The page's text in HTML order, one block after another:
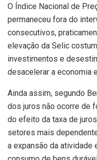
O Índice Nacional de
permaneceu fora do
consecutivos,
elevação da Selic
investimentos e
desacelerar a economia
Ainda assim, segundo
dos juros não ocorre de
do efeito da taxa de
setores mais
a expansão da atividade